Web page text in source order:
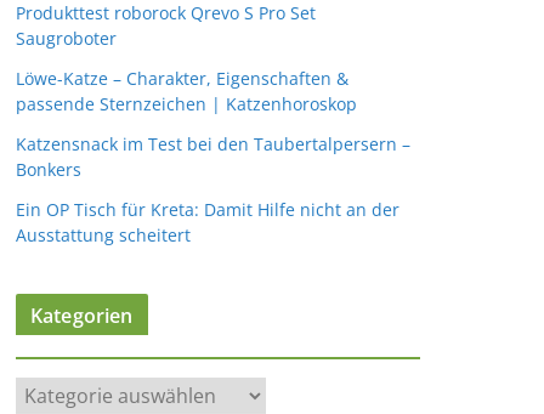
Produkttest roborock Qrevo S Pro Set
Saugroboter
Löwe-Katze – Charakter, Eigenschaften &
passende Sternzeichen | Katzenhoroskop
Katzensnack im Test bei den Taubertalpersern –
Bonkers
Ein OP Tisch für Kreta: Damit Hilfe nicht an der
Ausstattung scheitert
Kategorien